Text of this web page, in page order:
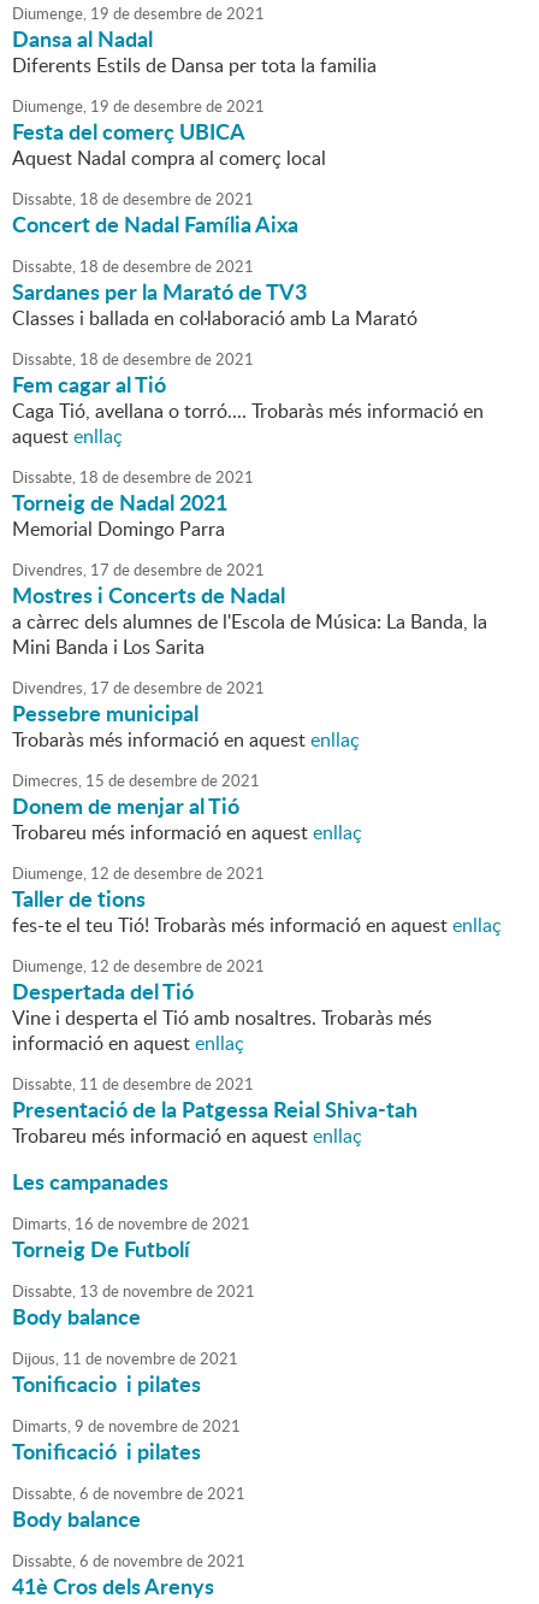
Diumenge, 19 dedesembrede2021
Dansa al Nadal
Diferents Estils de Dansa per tota la familia
Diumenge, 19 dedesembrede2021
Festa del comerç UBICA
Aquest Nadal compra al comerç local
Dissabte, 18 dedesembrede2021
Concert de Nadal Família Aixa
Dissabte, 18 dedesembrede2021
Sardanes per la Marató de TV3
Classes i ballada en col·laboració amb La Marató
Dissabte, 18 dedesembrede2021
Fem cagar al Tió
Caga Tió, avellana o torró.... Trobaràs més informació en
aquestenllaç
Dissabte, 18 dedesembrede2021
Torneig de Nadal 2021
Memorial Domingo Parra
Divendres, 17 dedesembrede2021
Mostres i Concerts de Nadal
a càrrec dels alumnes de l'Escola de Música: La Banda, la
Mini Banda i Los Sarita
Divendres, 17 dedesembrede2021
Pessebre municipal
Trobaràs més informació en aquestenllaç
Dimecres, 15 dedesembrede2021
Donem de menjar al Tió
Trobareu més informació en aquestenllaç
Diumenge, 12 dedesembrede2021
Taller de tions
fes-te el teu Tió! Trobaràs més informació en aquestenllaç
Diumenge, 12 dedesembrede2021
Despertada del Tió
Vine i desperta el Tió amb nosaltres. Trobaràs més
informació en aquestenllaç
Dissabte, 11 dedesembrede2021
Presentació de la Patgessa Reial Shiva-tah
Trobareu més informació en aquestenllaç
Les campanades
Dimarts, 16 de novembrede2021
Torneig De Futbolí
Dissabte, 13 de novembrede2021
Body balance
Dijous, 11 de novembrede2021
Tonificacio i pilates
Dimarts,9 de novembrede2021
Tonificació i pilates
Dissabte,6 de novembrede2021
Body balance
Dissabte,6 de novembrede2021
41è Cros dels Arenys